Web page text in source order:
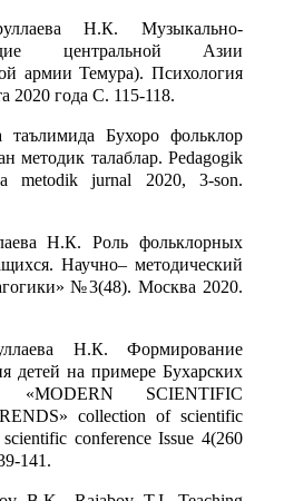
Н.К. Музыкально-
центральной Азии
армии Темура). Психология
2020 года С. 115-118.
Бухоро фольклор
методик талаблар. Pedagogik
metodik jurnal 2020, 3-son.
Н.К. Роль фольклорных
Научно– методический
№3(48). Москва 2020.
Н.К. Формирование
детей на примере Бухарских
«MODERN SCIENTIFIC
collection of scientific
conference Issue 4(260
141.